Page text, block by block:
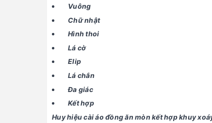
Vuông
Chữ nhật
Hình thoi
Lá cờ
Elip
Lá chắn
Đa giác
Kết hợp
Huy hiệu cài áo đồng ăn mòn kết hợp khuy